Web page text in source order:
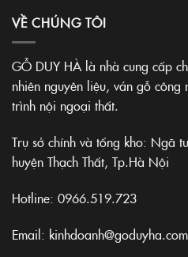
VỀ CHÚNG TÔI
GỖ DUY HÀ là nhà cung cấp
nhiên nguyên liệu, ván gỗ công
trình nội ngoại thất.
Trụ sở chính và tổng kho: Ngã
huyện Thạch Thất, Tp.Hà Nội
Hotline: 0966.519.723
Email: kinhdoanh@goduyha.com